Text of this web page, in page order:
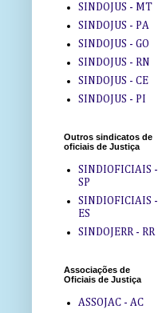
SINDOJUS - MT
SINDOJUS - PA
SINDOJUS - GO
SINDOJUS - RN
SINDOJUS - CE
SINDOJUS - PI
Outros sindicatos de
oficiais de Justiça
SINDIOFICIAIS -
SP
SINDIOFICIAIS -
ES
SINDOJERR - RR
Associações de
Oficiais de Justiça
ASSOJAC - AC